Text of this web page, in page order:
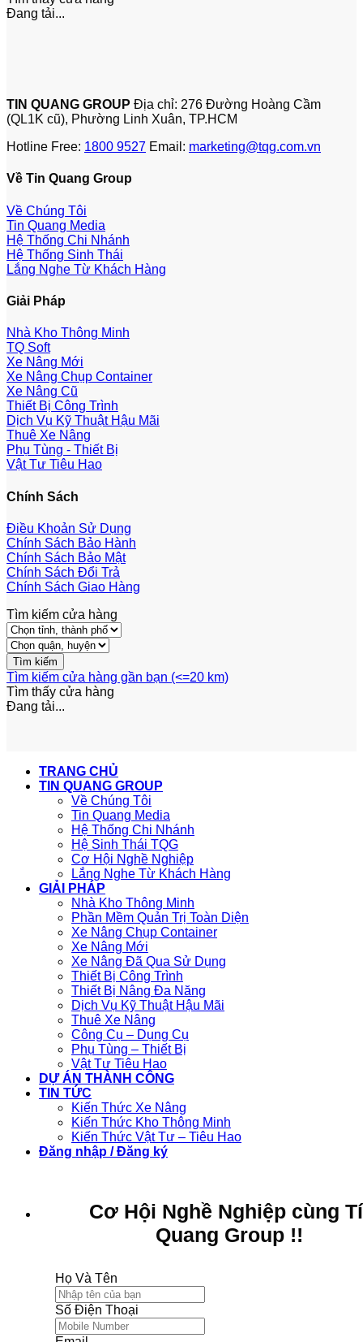
Đang tải...
TIN QUANG GROUP Địa chỉ: 276 Đường Hoàng Cầm
(QL1K cũ), Phường Linh Xuân, TP.HCM
Hotline Free: 1800 9527 Email: marketing@tqg.com.vn
Về Tin Quang Group
Về Chúng Tôi
Tin Quang Media
Hệ Thống Chi Nhánh
Hệ Thống Sinh Thái
Lắng Nghe Từ Khách Hàng
Giải Pháp
Nhà Kho Thông Minh
TQ Soft
Xe Nâng Mới
Xe Nâng Chụp Container
Xe Nâng Cũ
Thiết Bị Công Trình
Dịch Vụ Kỹ Thuật Hậu Mãi
Thuê Xe Nâng
Phụ Tùng - Thiết Bị
Vật Tư Tiêu Hao
Chính Sách
Điều Khoản Sử Dụng
Chính Sách Bảo Hành
Chính Sách Bảo Mật
Chính Sách Đổi Trả
Chính Sách Giao Hàng
Tìm kiếm cửa hàng
Tìm kiếm cửa hàng gần bạn (<=20 km)
Tìm thấy cửa hàng
Đang tải...
TRANG CHỦ
TIN QUANG GROUP
Về Chúng Tôi
Tin Quang Media
Hệ Thống Chi Nhánh
Hệ Sinh Thái TQG
Cơ Hội Nghề Nghiệp
Lắng Nghe Từ Khách Hàng
GIẢI PHÁP
Nhà Kho Thông Minh
Phần Mềm Quản Trị Toàn Diện
Xe Nâng Chụp Container
Xe Nâng Mới
Xe Nâng Đã Qua Sử Dụng
Thiết Bị Công Trình
Thiết Bị Nâng Đa Năng
Dịch Vụ Kỹ Thuật Hậu Mãi
Thuê Xe Nâng
Công Cụ – Dụng Cụ
Phụ Tùng – Thiết Bị
Vật Tư Tiêu Hao
DỰ ÁN THÀNH CÔNG
TIN TỨC
Kiến Thức Xe Nâng
Kiến Thức Kho Thông Minh
Kiến Thức Vật Tư – Tiêu Hao
Đăng nhập / Đăng ký
Cơ Hội Nghề Nghiệp cùng
Quang Group !!
Họ Và Tên
Số Điện Thoại